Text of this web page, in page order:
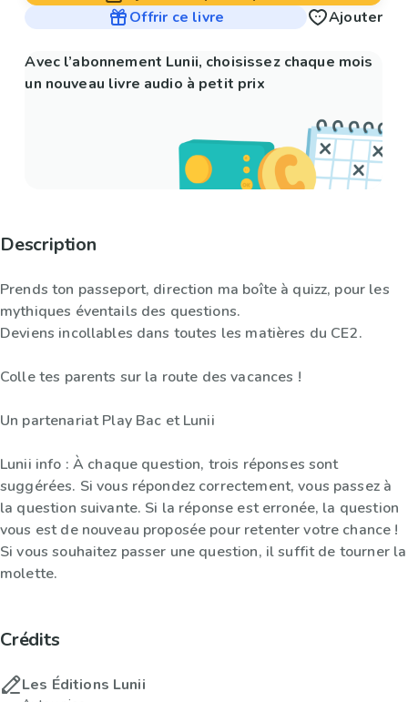
Offrir ce livre
Ajouter
Avec l’abonnement Lunii, choisissez chaque mois
un nouveau livre audio à petit prix
Description
Prends ton passeport, direction ma boîte à quizz, pour les
mythiques éventails des questions.
Deviens incollables dans toutes les matières du CE2.
Colle tes parents sur la route des vacances !
Un partenariat Play Bac et Lunii
Lunii info : À chaque question, trois réponses sont
suggérées. Si vous répondez correctement, vous passez à
la question suivante. Si la réponse est erronée, la question
vous est de nouveau proposée pour retenter votre chance !
Si vous souhaitez passer une question, il suffit de tourner la
molette.
Crédits
Les Éditions Lunii